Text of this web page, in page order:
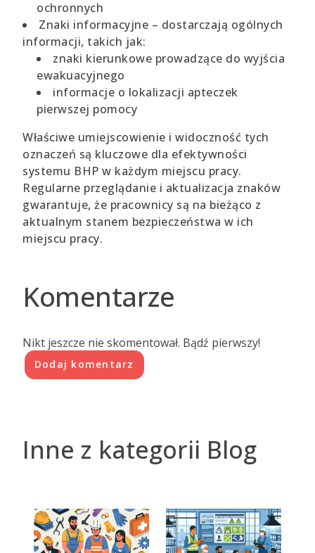
ochronnych
Znaki informacyjne – dostarczają ogólnych
informacji, takich jak:
znaki kierunkowe prowadzące do wyjścia
ewakuacyjnego
informacje o lokalizacji apteczek
pierwszej pomocy
Właściwe umiejscowienie i widoczność tych
oznaczeń są kluczowe dla efektywności
systemu BHP w każdym miejscu pracy.
Regularne przeglądanie i aktualizacja znaków
gwarantuje, że pracownicy są na bieżąco z
aktualnym stanem bezpieczeństwa w ich
miejscu pracy.
Komentarze
Nikt jeszcze nie skomentował. Bądź pierwszy!
Dodaj komentarz
Inne z kategorii Blog